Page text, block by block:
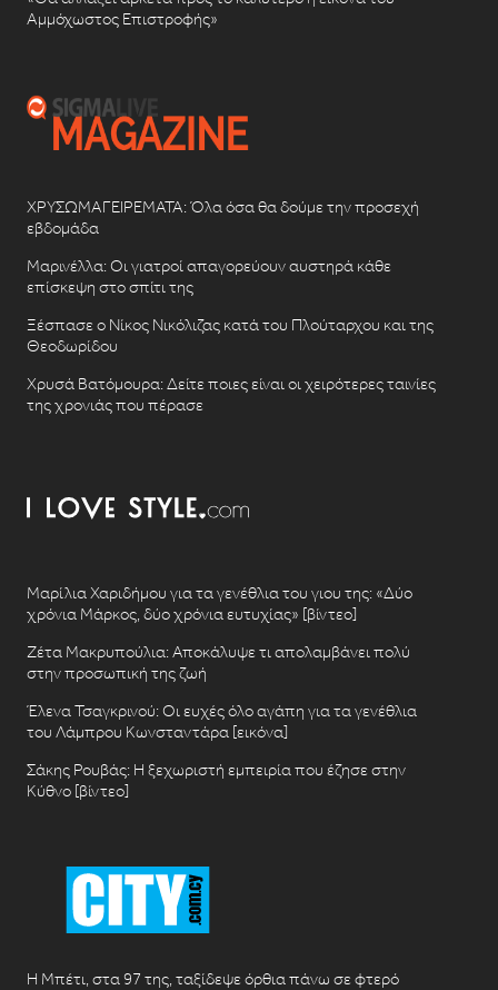
Αμμόχωστος Επιστροφής»
ΧΡΥΣΩΜΑΓΕΙΡΕΜΑΤΑ: Όλα όσα θα δούμε την προσεχή
εβδομάδα
Μαρινέλλα: Οι γιατροί απαγορεύουν αυστηρά κάθε
επίσκεψη στο σπίτι της
Ξέσπασε ο Νίκος Νικόλιζας κατά του Πλούταρχου και της
Θεοδωρίδου
Χρυσά Βατόμουρα: Δείτε ποιες είναι οι χειρότερες ταινίες
της χρονιάς που πέρασε
Μαρίλια Χαριδήμου για τα γενέθλια του γιου της: «Δύο
χρόνια Μάρκος, δύο χρόνια ευτυχίας» [βίντεο]
Ζέτα Μακρυπούλια: Αποκάλυψε τι απολαμβάνει πολύ
στην προσωπική της ζωή
Έλενα Τσαγκρινού: Οι ευχές όλο αγάπη για τα γενέθλια
του Λάμπρου Κωνσταντάρα [εικόνα]
Σάκης Ρουβάς: Η ξεχωριστή εμπειρία που έζησε στην
Κύθνο [βίντεο]
Η Μπέτι, στα 97 της, ταξίδεψε όρθια πάνω σε φτερό